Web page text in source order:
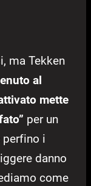
ma Tekken
al
mette
per un
i
danno
come